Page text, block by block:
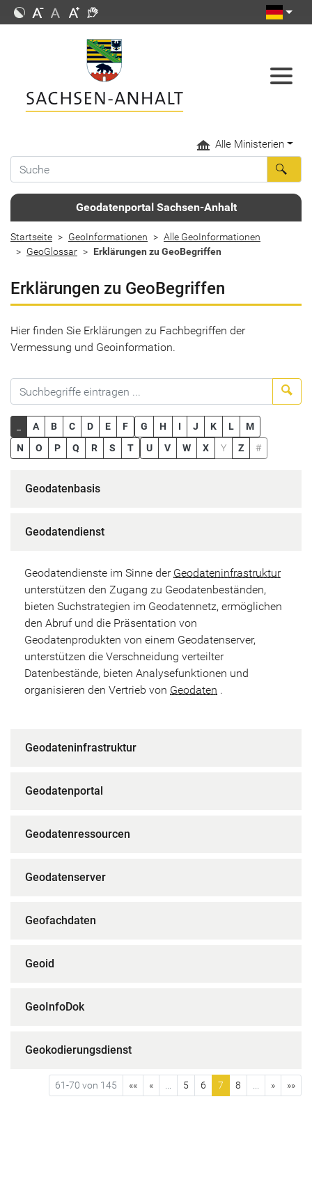
Alle Ministerien
Geodatenportal Sachsen-Anhalt
Startseite GeoInformationen
Alle GeoInformationen
GeoGlossar
Erklärungen zu GeoBegriffen
Erklärungen zu GeoBegriffen
Hier finden Sie Erklärungen zu Fachbegriffen der
Vermessung und Geoinformation.
A B C D E F G H I J K L
M
N
O P Q R S T U V W X Y Z #
Geodatenbasis
Geodatendienst
Geodatendienste im Sinne der Geodateninfrastruktur
unterstützen den Zugang zu Geodatenbeständen,
bieten Suchstrategien im Geodatennetz, ermöglichen
den Abruf und die Präsentation von
Geodatenprodukten von einem Geodatenserver,
unterstützen die Verschneidung verteilter
Datenbestände, bieten Analysefunktionen und
organisieren den Vertrieb von Geodaten .
Geodateninfrastruktur
Geodatenportal
Geodatenressourcen
Geodatenserver
Geofachdaten
Geoid
GeoInfoDok
Geokodierungsdienst
61-70 von 145 «« « 5 6 7 8 » »»